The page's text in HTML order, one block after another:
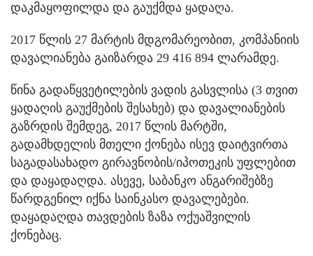
დაკმაყოფილდა და გაუქმდა ყადაღა.
2017 წლის 27 მარტის მდგომარეობით, კომპანიის
დავალიანება გაიზარდა 29 416 894 ლარამდე.
წინა გადაწყვეტილების ვადის გასვლისა (3 თვით
ყადაღის გაუქმების შესახებ) და დავალიანების
გაზრდის შემდეგ, 2017 წლის მარტში,
გადამხდელის მთელი ქონება ისევ დაიტვირთა
საგადასახადო გირავნობის/იპოთეკის უფლებით
და დაყადაღდა. ასევე, საბანკო ანგარიშებზე
წარდგენილ იქნა საინკასო დავალებები.
დაყადაღდა თავდების ზაზა ოქუაშვილის
ქონებაც.